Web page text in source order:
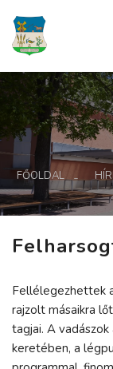
FŐOLDAL
Fellélegezhettek
rajzolt másaikra
tagjai. A
keretében, a